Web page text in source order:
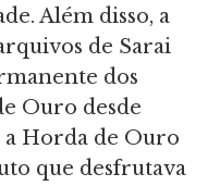
Além disso, a
de Sarai
dos
Ouro desde
a Horda de Ouro
que desfrutava